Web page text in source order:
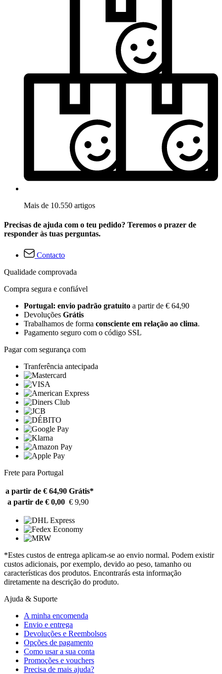
Mais de 10.550 artigos
Precisas de ajuda com o teu pedido? Teremos o prazer de
responder às tuas perguntas.
Contacto
Qualidade comprovada
Compra segura e confiável
Portugal: envio padrão gratuito a partir de € 64,90
Devoluções Grátis
Trabalhamos de forma consciente em relação ao clima.
Pagamento seguro com o código SSL
Pagar com segurança com
Tranferência antecipada
Frete para Portugal
a partir de € 64,90 Grátis*
a partir de € 0,00 € 9,90
*Estes custos de entrega aplicam-se ao envio normal. Podem existir
custos adicionais, por exemplo, devido ao peso, tamanho ou
características dos produtos. Encontrarás esta informação
diretamente na descrição do produto.
Ajuda & Suporte
A minha encomenda
Envio e entrega
Devoluções e Reembolsos
Opções de pagamento
Como usar a sua conta
Promoções e vouchers
Precisa de mais ajuda?